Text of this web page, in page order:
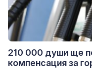
210 000 души ще
компенсация за